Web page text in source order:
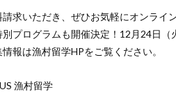
請求いただき、ぜひお気軽にオンライ
プログラムも開催決定！12月24日（
報は漁村留学HPをご覧ください。
漁村留学